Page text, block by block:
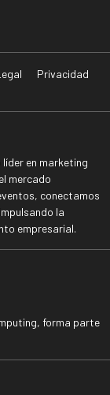
Privacidad
en marketing
mercado
conectamos
la
empresarial.
forma parte